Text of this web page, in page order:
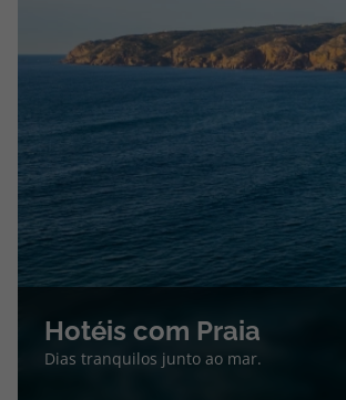
Hotéis com Praia
Dias tranquilos junto ao mar.